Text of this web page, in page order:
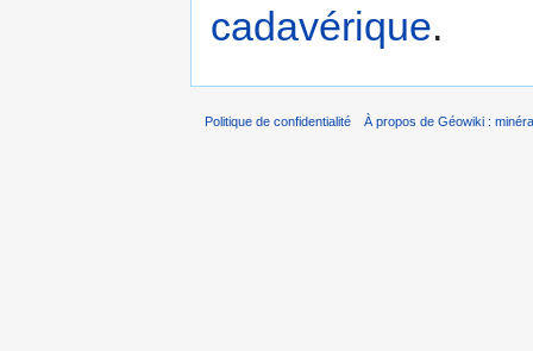
cadavérique.
Politique de confidentialité À propos de Géowiki :